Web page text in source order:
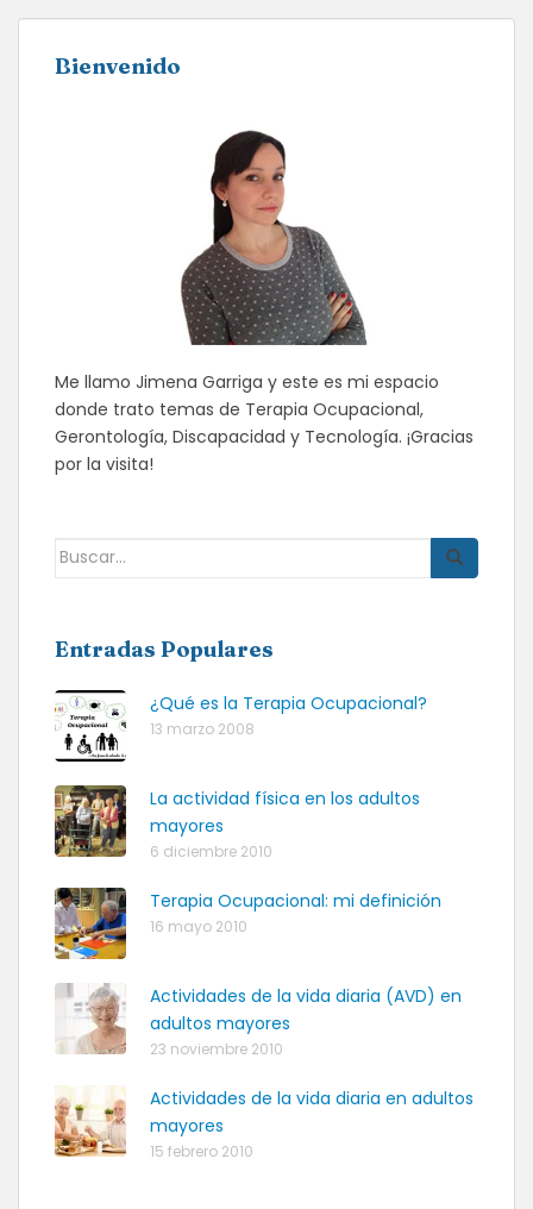
Bienvenido
Me llamo Jimena Garriga y este es mi espacio
donde trato temas de Terapia Ocupacional,
Gerontología, Discapacidad y Tecnología. ¡Gracias
por la visita!
Buscar:
Entradas Populares
¿Qué es la Terapia Ocupacional?
13 marzo 2008
La actividad física en los adultos
mayores
6 diciembre 2010
Terapia Ocupacional: mi definición
16 mayo 2010
Actividades de la vida diaria (AVD) en
adultos mayores
23 noviembre 2010
Actividades de la vida diaria en adultos
mayores
15 febrero 2010